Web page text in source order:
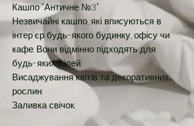
Кашпо "Античне №3"
Незвичайні кашпо, які вписуються в
інтер'єр будь-якого будинку, офісу чи
кафе. Вони відмінно підходять для
будь-яких цілей:
Висаджування квітів та декоративних
рослин.
Заливка свічок.